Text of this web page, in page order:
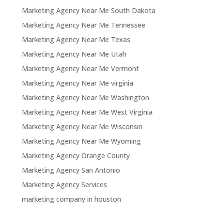
Marketing Agency Near Me South Dakota
Marketing Agency Near Me Tennessee
Marketing Agency Near Me Texas
Marketing Agency Near Me Utah
Marketing Agency Near Me Vermont
Marketing Agency Near Me virginia
Marketing Agency Near Me Washington
Marketing Agency Near Me West Virginia
Marketing Agency Near Me Wisconsin
Marketing Agency Near Me Wyoming
Marketing Agency Orange County
Marketing Agency San Antonio
Marketing Agency Services
marketing company in houston